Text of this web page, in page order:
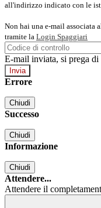
all'indirizzo indicato con le
Non hai una e-mail associata
tramite la Login Spaggiari
E-mail inviata, si prega di
Errore
Chiudi
Successo
Chiudi
Informazione
Chiudi
Attendere...
Attendere il